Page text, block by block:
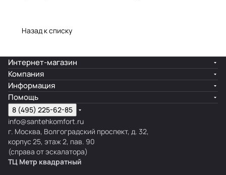
Назад к списку
Интернет-магазин
Компания
Информация
Помощь
8 (495) 225-62-85
info@santehkomfort.ru
г. Москва, Волгоградский проспект, д. 32,
корпус 25, этаж 2, пав. 90
(справа от эскалатора)
ТЦ Метр квадратный